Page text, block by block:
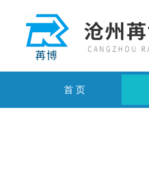
首 页